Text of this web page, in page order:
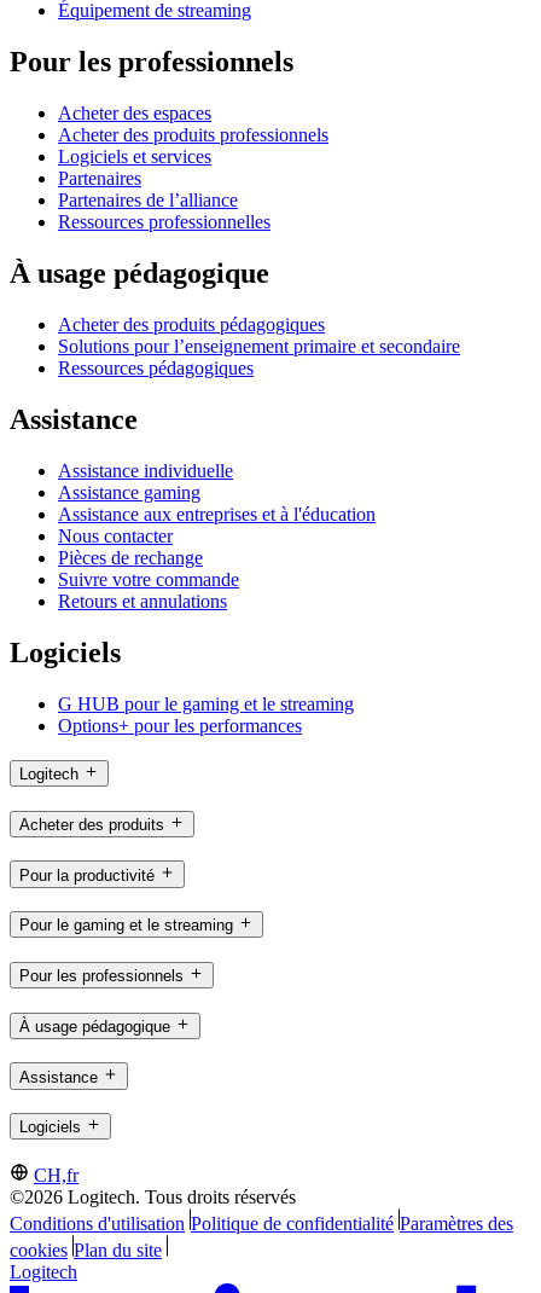
Équipement de streaming
Pour les professionnels
Acheter des espaces
Acheter des produits professionnels
Logiciels et services
Partenaires
Partenaires de l’alliance
Ressources professionnelles
À usage pédagogique
Acheter des produits pédagogiques
Solutions pour l’enseignement primaire et secondaire
Ressources pédagogiques
Assistance
Assistance individuelle
Assistance gaming
Assistance aux entreprises et à l'éducation
Nous contacter
Pièces de rechange
Suivre votre commande
Retours et annulations
Logiciels
G HUB pour le gaming et le streaming
Options+ pour les performances
Logitech
Acheter des produits
Pour la productivité
Pour le gaming et le streaming
Pour les professionnels
À usage pédagogique
Assistance
Logiciels
CH,fr
©2026 Logitech. Tous droits réservés
Conditions d'utilisation Politique de confidentialité Paramètres des
cookies Plan du site
Logitech